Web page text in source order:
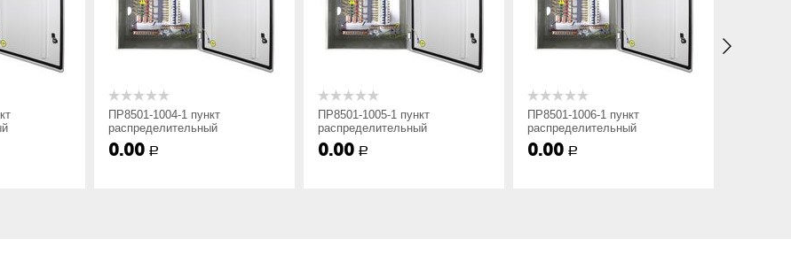
3; Напольное-7;
линии:: 2 — IP54, ввод
ПР8501-1004-1 пункт
распределительный
0.00 Р
ПР8501-1005-1 пункт
распределительный
0.00 Р
ПР8501-1006-1 пункт
распределительный
0.00 Р